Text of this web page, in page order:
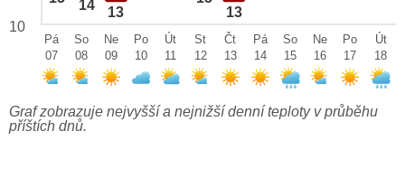
14 13 13
10
Pá
07
So
08
Ne
09
Po
10
Út
11
St
12
Čt
13
Pá
14
So
15
Ne
16
Po
17
Út
18
Graf zobrazuje nejvyšší a nejnižší denní teploty v průběhu
příštích dnů.